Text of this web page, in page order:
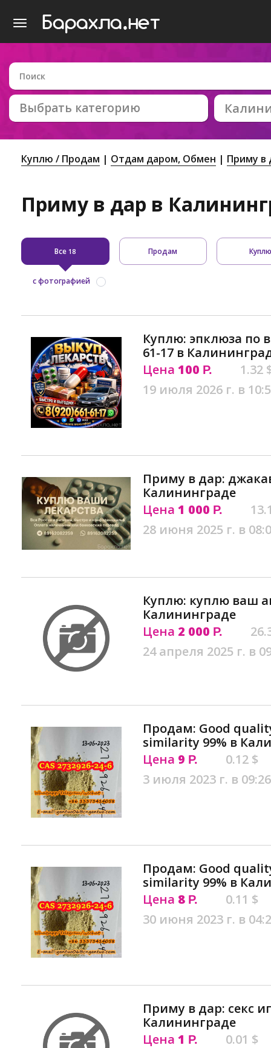
Выбрать категорию
Куплю / Продам Отдам даром, Обмен Приму в
Приму в дар в
Все 18 Продам
с фотографией
Куплю: эпклюза по
61-17 в
Цена 100 Р.
1.32
19 июля 2026 г. в
Приму в дар:
Калининграде
Цена 1 000 Р.
28 июня 2025 г. в
Куплю: куплю ваш
Калининграде
Цена 2 000 Р.
24 апреля 2025 г. в
Продам: Good
similarity 99% в
Цена 9 Р.
0.12 $
3 июля 2023 г. в 09:26
Продам: Good
similarity 99% в
Цена 8 Р.
0.11 $
30 июня 2023 г. в
Приму в дар: секс
Калининграде
Цена 1 Р.
0.01 $